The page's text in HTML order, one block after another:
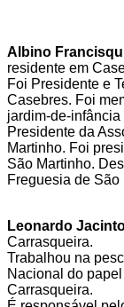
Albino
residente em
Foi Presidente e
Casebres. Foi
jardim-de-
Presidente da
Martinho. Foi
São Martinho.
Freguesia de São
Leonardo
Carrasqueira.
Trabalhou na
Nacional do
Carrasqueira.